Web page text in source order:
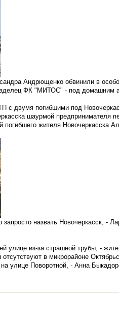
Андрющенко обвинили в
ФК "МИТОС" - под домашним
с двумя погибшими под
шаурмой предпринимателя
погибшего жителя Новочеркасска
назвать Новочеркасск, -
улице из-за страшной трубы, -
отсутствуют в микрорайоне
улице Поворотной, - Анна